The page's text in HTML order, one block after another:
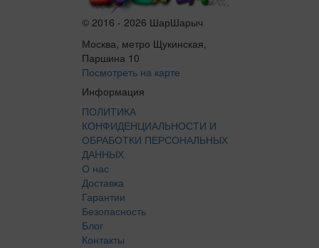
© 2016 - 2026 ШарШарыч
Москва, метро Щукинская,
Паршина 10
Посмотреть на карте
Информация
ПОЛИТИКА
КОНФИДЕНЦИАЛЬНОСТИ И
ОБРАБОТКИ ПЕРСОНАЛЬНЫХ
ДАННЫХ
О нас
Доставка
Гарантии
Безопасность
Блог
Контакты